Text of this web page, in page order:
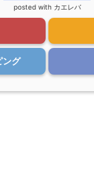
posted with カエレバ
ング